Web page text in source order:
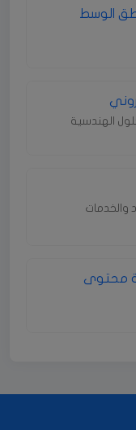
الوسط
الهندسية
محتوى